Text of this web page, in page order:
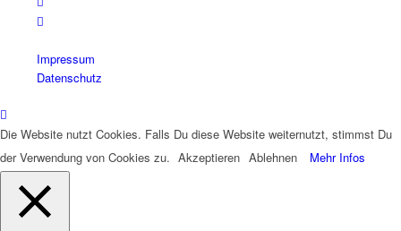
Impressum
Datenschutz
Die Website nutzt Cookies. Falls Du diese Website weiternutzt, stimmst Du
der Verwendung von Cookies zu. Akzeptieren Ablehnen Mehr Infos